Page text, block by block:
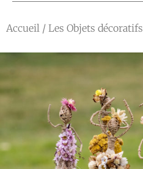
Accueil / Les Objets décoratifs